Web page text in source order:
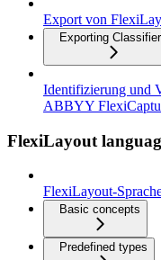
Export von
Exporting
Identifizierung und
ABBYY
FlexiLayout
FlexiLayout-
Basic concepts
Predefined types